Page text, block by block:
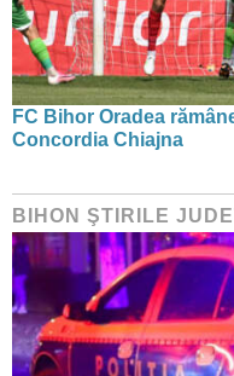
FC Bihor Oradea
Concordia Chiajna
BIHON ŞTIRILE